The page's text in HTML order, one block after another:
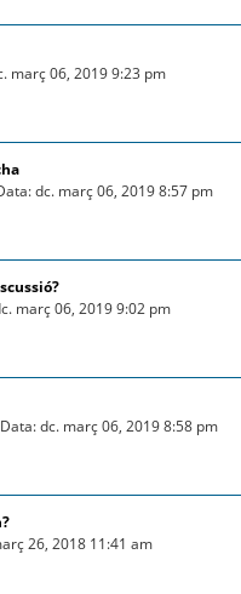
març 06, 2019 9:23 pm
dc. març 06, 2019 8:57 pm
març 06, 2019 9:02 pm
Data: dc. març 06, 2019 8:58 pm
26, 2018 11:41 am